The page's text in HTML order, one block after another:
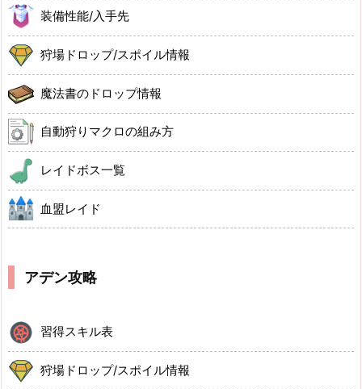
装備性能/入手先
狩場ドロップ/スポイル情報
魔法書のドロップ情報
自動狩りマクロの組み方
レイドボス一覧
血盟レイド
アデン攻略
習得スキル表
狩場ドロップ/スポイル情報